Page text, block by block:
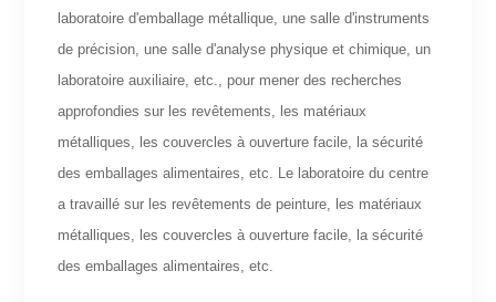
laboratoire d'emballage métallique, une salle d'instruments
de précision, une salle d'analyse physique et chimique, un
laboratoire auxiliaire, etc., pour mener des recherches
approfondies sur les revêtements, les matériaux
métalliques, les couvercles à ouverture facile, la sécurité
des emballages alimentaires, etc. Le laboratoire du centre
a travaillé sur les revêtements de peinture, les matériaux
métalliques, les couvercles à ouverture facile, la sécurité
des emballages alimentaires, etc.